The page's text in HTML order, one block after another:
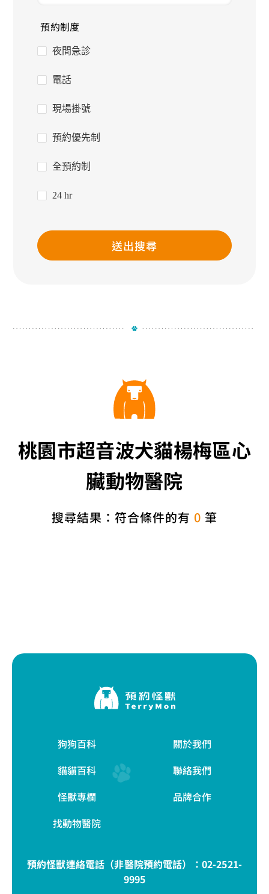
預約制度
夜間急診
電話
現場掛號
預約優先制
全預約制
24 hr
送出搜尋
桃園市超音波犬貓楊梅區心
臟動物醫院
搜尋結果：符合條件的有 0 筆
狗狗百科
貓貓百科
怪獸專欄
找動物醫院
關於我們
聯絡我們
品牌合作
預約怪獸連絡電話（非醫院預約電話）： 02-2521-
9995